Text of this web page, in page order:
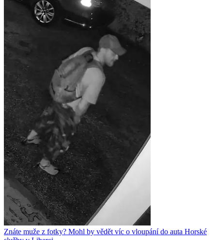
Znáte muže z fotky? Mohl by vědět víc o vloupání do auta Horské